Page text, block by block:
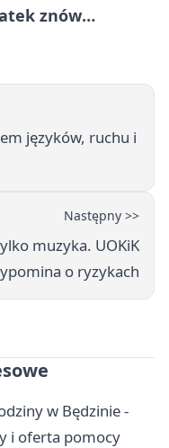
znów
języków, ruchu i
Następny >>
muzyka. UOKiK
o ryzykach
w Będzinie -
i oferta pomocy